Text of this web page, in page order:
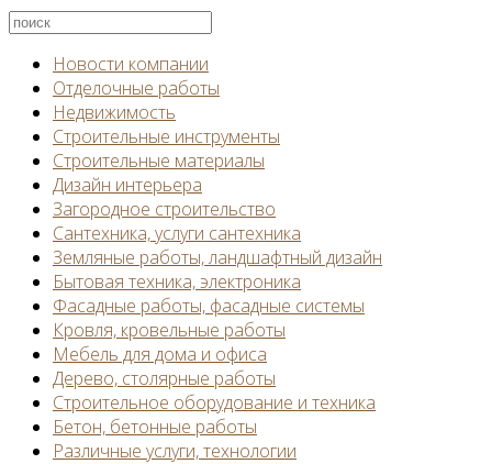
Новости компании
Отделочные работы
Недвижимость
Строительные инструменты
Строительные материалы
Дизайн интерьера
Загородное строительство
Сантехника, услуги сантехника
Земляные работы, ландшафтный дизайн
Бытовая техника, электроника
Фасадные работы, фасадные системы
Кровля, кровельные работы
Мебель для дома и офиса
Дерево, столярные работы
Строительное оборудование и техника
Бетон, бетонные работы
Различные услуги, технологии